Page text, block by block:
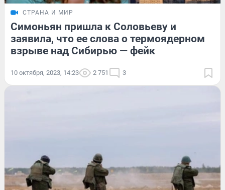
СТРАНА И МИР
Симоньян пришла к Соловьеву и
заявила, что ее слова о термоядерном
взрыве над Сибирью — фейк
10 октября, 2023, 14:23 2 751 3